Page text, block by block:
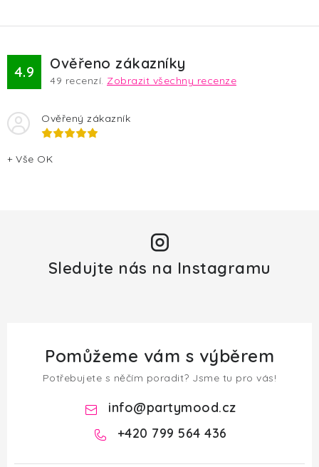
4.9 Ověřeno zákazníky
49 recenzí. Zobrazit všechny recenze
Ověřený zákazník
+ Vše OK
Sledujte nás na Instagramu
Pomůžeme vám s výběrem
Potřebujete s něčím poradit? Jsme tu pro vás!
info@partymood.cz
+420 799 564 436